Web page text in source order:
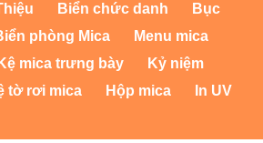
Biển chức danh
Bục
phòng Mica
Menu mica
Kệ mica trưng bày
Kỷ niệm
tờ rơi mica Hộp mica
In UV